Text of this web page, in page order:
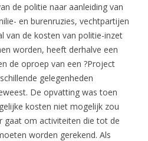
de politie naar aanleiding van
en burenruzies, vechtpartijen
van de kosten van politie-inzet
worden, heeft derhalve een
de oproep van een ?Project
gelegenheden
De opvatting was toen
kosten niet mogelijk zou
gaat om activiteiten die tot de
worden gerekend. Als